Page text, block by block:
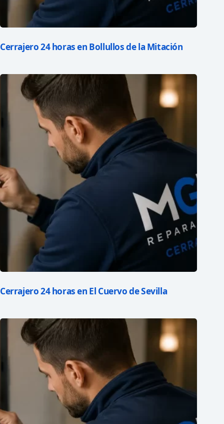
Cerrajero 24 horas en Bollullos de la Mitación
Cerrajero 24 horas en El Cuervo de Sevilla